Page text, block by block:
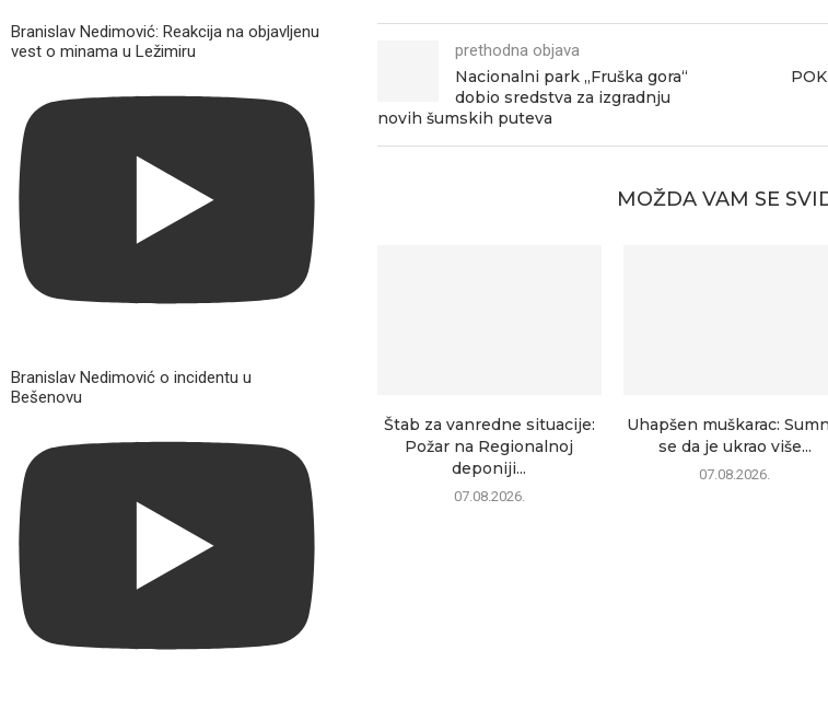
prethodna objava
Nacionalni park „Fruška gora“
dobio sredstva za izgradnju
novih šumskih puteva
MOŽDA VAM SE
Štab za vanredne situacije:
Požar na Regionalnoj
deponiji...
07.08.2026.
Uhapšen muškarac:
se da je ukrao više...
07.08.2026.
Branislav Nedimović: Reakcija na objavljenu
vest o minama u Ležimiru
Branislav Nedimović o incidentu u
Bešenovu